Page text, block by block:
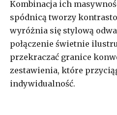
Kombinacja ich
spódnicą tworzy
wyróżnia się stylową
połączenie świetnie
przekraczać granice
zestawienia, które
indywidualność.